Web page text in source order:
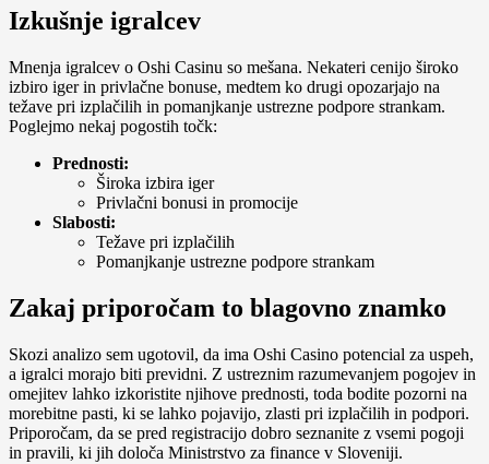
Izkušnje igralcev
Mnenja igralcev o Oshi Casinu so mešana. Nekateri cenijo široko
izbiro iger in privlačne bonuse, medtem ko drugi opozarjajo na
težave pri izplačilih in pomanjkanje ustrezne podpore strankam.
Poglejmo nekaj pogostih točk:
Prednosti:
Široka izbira iger
Privlačni bonusi in promocije
Slabosti:
Težave pri izplačilih
Pomanjkanje ustrezne podpore strankam
Zakaj priporočam to blagovno znamko
Skozi analizo sem ugotovil, da ima Oshi Casino potencial za uspeh,
a igralci morajo biti previdni. Z ustreznim razumevanjem pogojev in
omejitev lahko izkoristite njihove prednosti, toda bodite pozorni na
morebitne pasti, ki se lahko pojavijo, zlasti pri izplačilih in podpori.
Priporočam, da se pred registracijo dobro seznanite z vsemi pogoji
in pravili, ki jih določa Ministrstvo za finance v Sloveniji.